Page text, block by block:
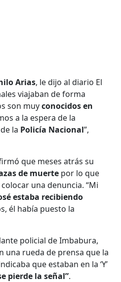
Arias, le dijo al diario El
viajaban de forma
son muyconocidos en
a la espera de la
la Policía Nacional”,
que meses atrás su
de muerte por lo que
una denuncia. “Mi
estaba recibiendo
él había puesto la
policial de Imbabura,
una rueda de prensa que la
que estaban en la ‘Y’
pierde la señal”.